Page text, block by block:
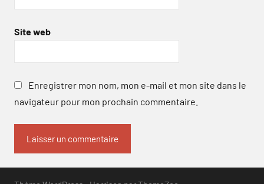
Site web
Enregistrer mon nom, mon e-mail et mon site dans le
navigateur pour mon prochain commentaire.